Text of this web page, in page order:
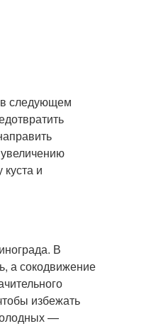
в следующем
и
В
а сокодвижение
избежать
—